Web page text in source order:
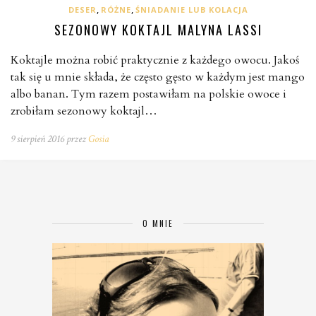
DESER, RÓŻNE, ŚNIADANIE LUB KOLACJA
SEZONOWY KOKTAJL MALYNA LASSI
Koktajle można robić praktycznie z każdego owocu. Jakoś
tak się u mnie składa, że często gęsto w każdym jest mango
albo banan. Tym razem postawiłam na polskie owoce i
zrobiłam sezonowy koktajl…
9 sierpień 2016 przezGosia
O MNIE